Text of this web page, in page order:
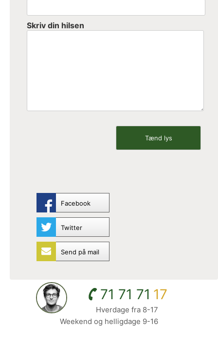
Facebook
Twitter
Send på mail
Skriv din hilsen
71 71 71 17
Hverdage fra 8-17
Weekend og helligdage 9-16